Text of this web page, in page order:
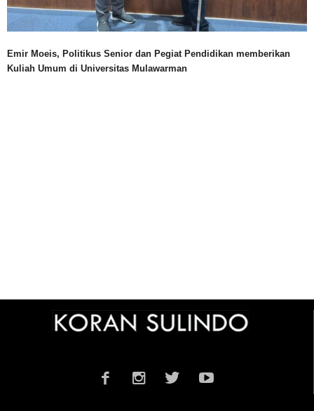
Emir Moeis, Politikus Senior dan Pegiat Pendidikan memberikan
Kuliah Umum di Universitas Mulawarman